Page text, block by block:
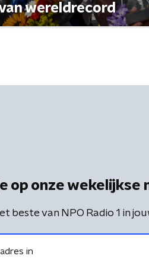
wereldrecord
op onze wekelijkse
beste van NPO Radio 1 in